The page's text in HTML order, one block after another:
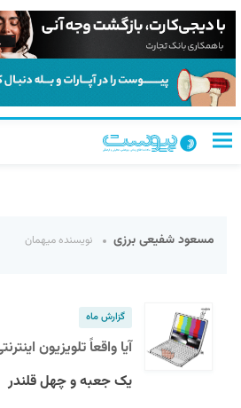
مسعود شفیعی برزی نویسنده میهمان
گزارش ماه
آیا واقعاً تلویزیون
یک جعبه و چهل قلندر